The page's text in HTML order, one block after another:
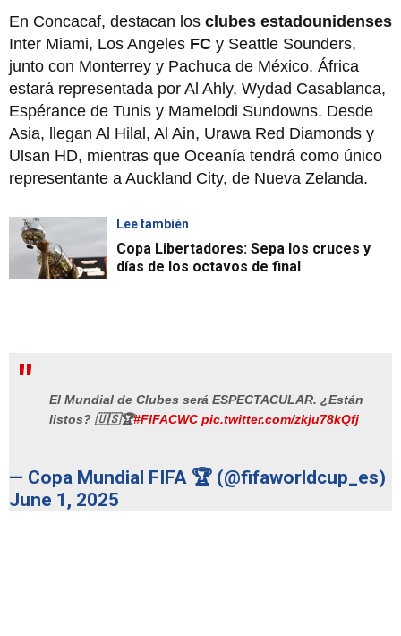
En Concacaf, destacan los clubes estadounidenses
Inter Miami, Los Angeles FC y Seattle Sounders,
junto con Monterrey y Pachuca de México. África
estará representada por Al Ahly, Wydad Casablanca,
Espérance de Tunis y Mamelodi Sundowns. Desde
Asia, llegan Al Hilal, Al Ain, Urawa Red Diamonds y
Ulsan HD, mientras que Oceanía tendrá como único
representante a Auckland City, de Nueva Zelanda.
Lee también
Copa Libertadores: Sepa los cruces y
días de los octavos de final
El Mundial de Clubes será ESPECTACULAR. ¿Están
listos? 🇺🇸🏆#FIFACWC pic.twitter.com/zkju78kQfj
— Copa Mundial FIFA 🏆 (@fifaworldcup_es)
June 1, 2025